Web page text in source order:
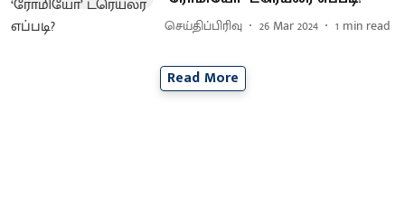
செய்திப்பிரிவு 26 Mar 2024 1 min read
Read More